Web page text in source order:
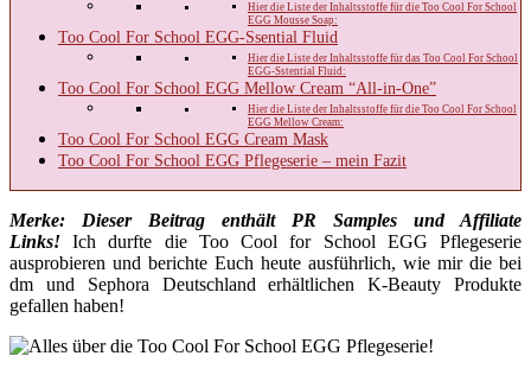
Hier die Liste der Inhaltsstoffe für die Too Cool For School
EGG Mousse Soap:
Too Cool For School EGG-Ssential Fluid
Hier die Liste der Inhaltsstoffe für das Too Cool For School
EGG-Sstential Fluid:
Too Cool For School EGG Mellow Cream “All-in-One”
Hier die Liste der Inhaltsstoffe für die Too Cool For School
EGG Mellow Cream:
Too Cool For School EGG Cream Mask
Too Cool For School EGG Pflegeserie – mein Fazit
Merke: Dieser Beitrag enthält PR Samples und Affiliate
Links!
Ich durfte die Too Cool for School EGG Pflegeserie
ausprobieren und berichte Euch heute ausführlich, wie mir die bei
dm und Sephora Deutschland erhältlichen K-Beauty Produkte
gefallen haben!